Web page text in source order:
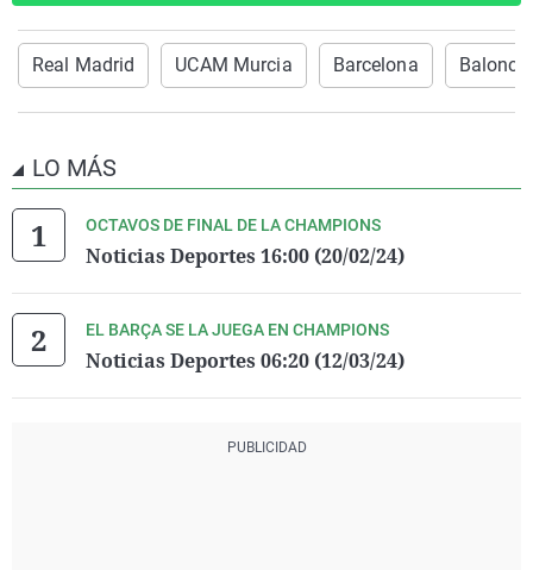
Real Madrid UCAM Murcia Barcelona
LO MÁS
OCTAVOS DE FINAL DE LA CHAMPIONS
Noticias Deportes 16:00 (20/02/24)
EL BARÇA SE LA JUEGA EN CHAMPIONS
Noticias Deportes 06:20 (12/03/24)